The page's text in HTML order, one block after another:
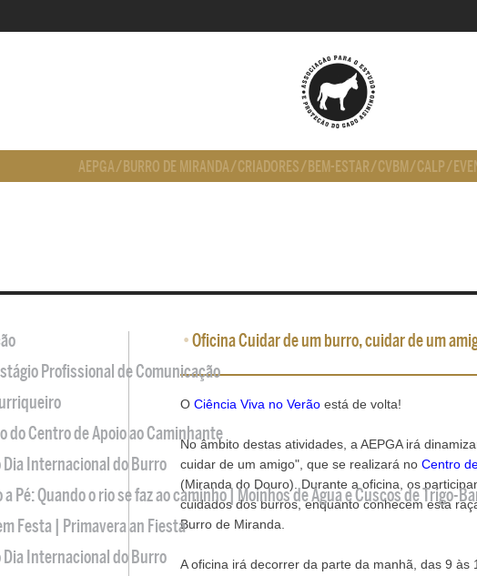
AEPGA/ BURRO DE MIRANDA/CRIADORES/ BEM-ESTAR/CVBM/CALP/
•Oficina Cuidar de um burro, cuidar de um
O Ciência Viva no Verão está de volta!
No âmbito destas atividades, a AEPGA irá
cuidar de um amigo", que se realizará no Centro
(Miranda do Douro). Durante a oficina, os
cuidados dos burros, enquanto conhecem esta
Burro de Miranda.
A oficina irá decorrer da parte da manhã, das 9 às
Profissional de Comunicação
do Centro de Apoio ao Caminhante
Dia Internacional do Burro
Pé: Quando o rio se faz ao caminho | Moinhos de Água e Cuscos de Trigo-
Festa | Primavera an Fiesta
Dia Internacional do Burro